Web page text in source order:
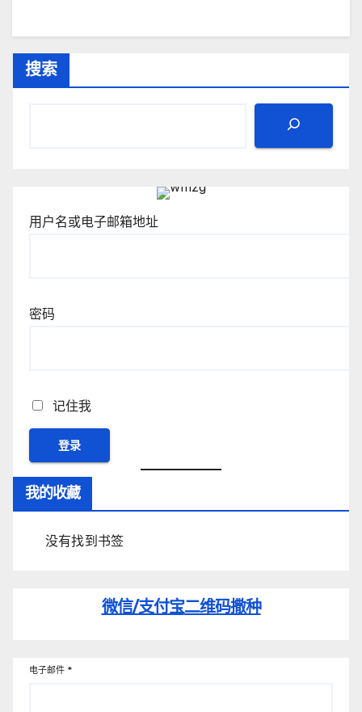
搜索
用户名或电子邮箱地址
密码
记住我
我的收藏
没有找到书签
微信/支付宝二维码撒种
电子邮件 *